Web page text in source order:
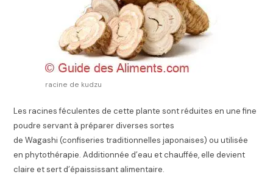
racine de kudzu
Les racines féculentes de cette plante sont réduites en une fine
poudre servant à préparer diverses sortes
de Wagashi (confiseries traditionnelles japonaises) ou utilisée
en phytothérapie. Additionnée d’eau et chauffée, elle devient
claire et sert d’épaississant alimentaire.